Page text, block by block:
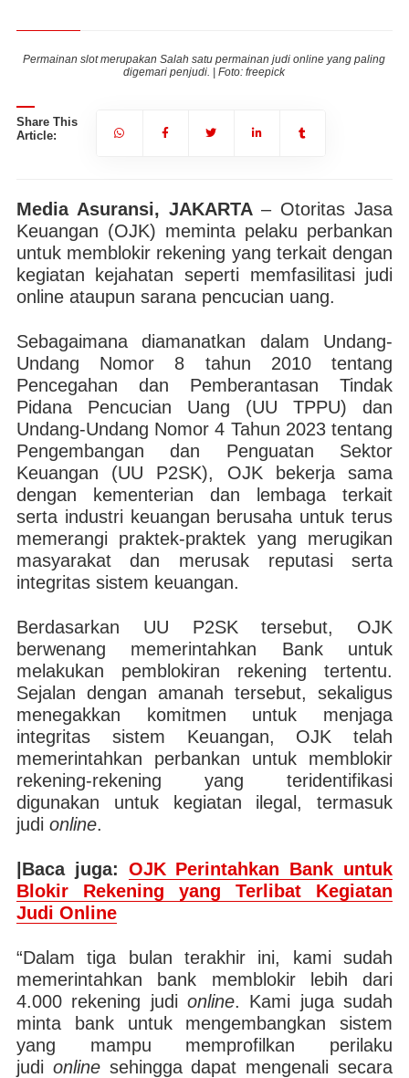
Permainan slot merupakan Salah satu permainan judi online yang paling
digemari penjudi. | Foto: freepick
Share This
Article:
Media Asuransi, JAKARTA– Otoritas Jasa
Keuangan (OJK) meminta pelaku perbankan
untuk memblokir rekening yang terkait dengan
kegiatan kejahatan seperti memfasilitasi judi
online ataupun sarana pencucian uang.
Sebagaimana diamanatkan dalam Undang-
Undang Nomor 8 tahun 2010 tentang
Pencegahan dan Pemberantasan Tindak
Pidana Pencucian Uang (UU TPPU) dan
Undang-Undang Nomor 4 Tahun 2023 tentang
Pengembangan dan Penguatan Sektor
Keuangan (UU P2SK), OJK bekerja sama
dengan kementerian dan lembaga terkait
serta industri keuangan berusaha untuk terus
memerangi praktek-praktek yang merugikan
masyarakat dan merusak reputasi serta
integritas sistem keuangan.
Berdasarkan UU P2SK tersebut, OJK
berwenang memerintahkan Bank untuk
melakukan pemblokiran rekening tertentu.
Sejalan dengan amanah tersebut, sekaligus
menegakkan komitmen untuk menjaga
integritas sistem Keuangan, OJK telah
memerintahkan perbankan untuk memblokir
rekening-rekening yang teridentifikasi
digunakan untuk kegiatan ilegal, termasuk
judi online.
|Baca juga: OJK Perintahkan Bank untuk
Blokir Rekening yang Terlibat Kegiatan
Judi Online
“Dalam tiga bulan terakhir ini, kami sudah
memerintahkan bank memblokir lebih dari
4.000 rekening judi online. Kami juga sudah
minta bank untuk mengembangkan sistem
yang mampu memprofilkan perilaku
judi onlinesehingga dapat mengenali secara